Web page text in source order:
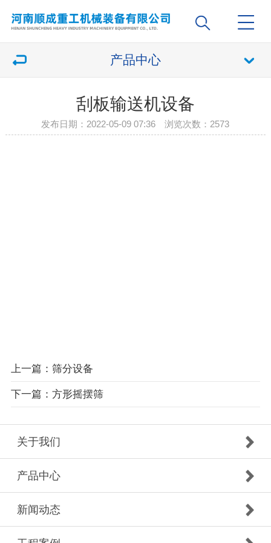
产品中心
刮板输送机设备
发布日期：2022-05-09 07:36 浏览次数： 2573
上一篇：筛分设备
下一篇：方形摇摆筛
关于我们
产品中心
新闻动态